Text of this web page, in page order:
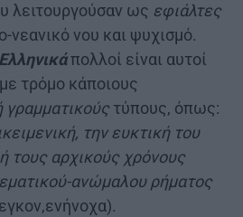
λειτουργούσαν ως εφιάλτες
νεανικό νου και ψυχισμό.
πολλοί είναι αυτοί
τρόμο κάποιους
γραμματικούς τύπους, όπως:
την ευκτική του
τους αρχικούς χρόνους
ανώμαλου ρήματος